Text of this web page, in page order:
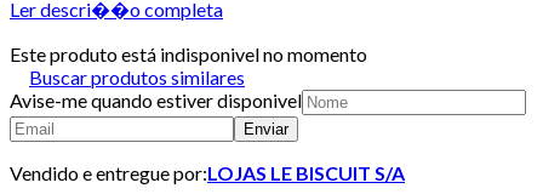
Ler descri��o completa
Este produto está indisponivel no momento
Buscar produtos similares
Avise-me quando estiver disponivel
Enviar
Vendido e entregue por:LOJAS LE BISCUIT S/A